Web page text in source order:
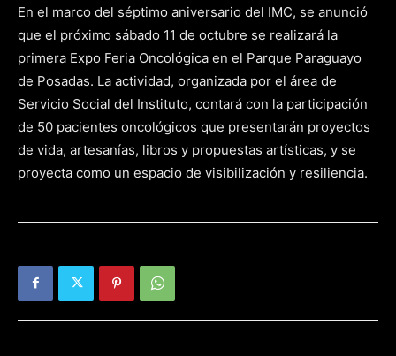
En el marco del séptimo aniversario del IMC, se anunció
que el próximo sábado 11 de octubre se realizará la
primera Expo Feria Oncológica en el Parque Paraguayo
de Posadas. La actividad, organizada por el área de
Servicio Social del Instituto, contará con la participación
de 50 pacientes oncológicos que presentarán proyectos
de vida, artesanías, libros y propuestas artísticas, y se
proyecta como un espacio de visibilización y resiliencia.